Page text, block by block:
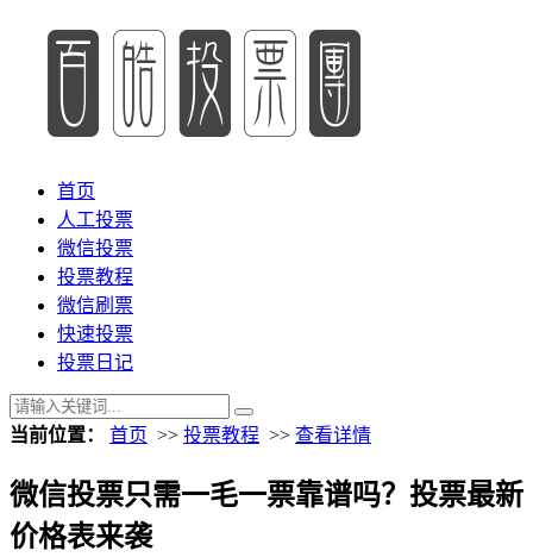
首页
人工投票
微信投票
投票教程
微信刷票
快速投票
投票日记
当前位置： 首页 >> 投票教程 >> 查看详情
微信投票只需一毛一票靠谱吗？投票最新
价格表来袭